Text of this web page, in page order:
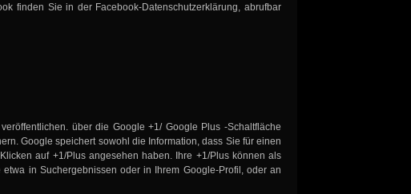
finden Sie in der Facebook-Datenschutzerklärung, abrufbar
über die Google +1/ Google Plus -Schaltfläche
Google speichert sowohl die Information, dass Sie für einen
auf +1/Plus angesehen haben. Ihre +1/Plus können als
in Suchergebnissen oder in Ihrem Google-Profil, oder an